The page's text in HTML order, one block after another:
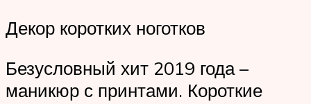
Декор коротких ноготков
Безусловный хит 2019 года –
маникюр с принтами. Короткие